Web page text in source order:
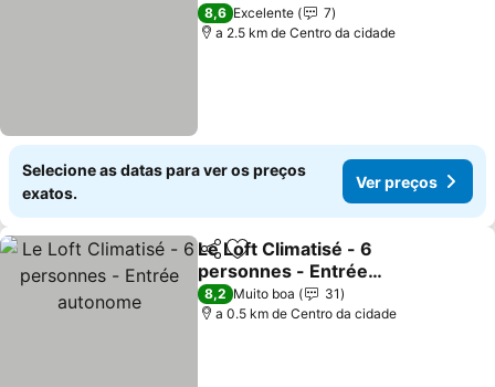
8,6 Excelente
7
a 2.5 km de Centro da cidade
Selecione as datas para ver os preços
exatos.
Ver preços
PartilharAdicionar aos favoritos
Le Loft Climatisé - 6
personnes - Entrée
autonome
8,2 Muito boa
31
a 0.5 km de Centro da cidade